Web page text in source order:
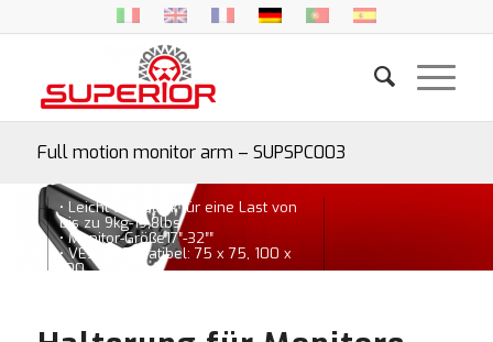
Full motion monitor arm – SUPSPC003
• Leicht und stark für eine Last von
bis zu 9kg-19,8lbs
• Monitor-Größe17″-32″″
• VESA-kompatibel: 75 x 75, 100 x
100